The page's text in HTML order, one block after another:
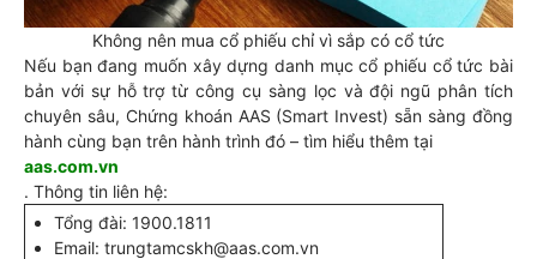
Không nên mua cổ phiếu chỉ vì sắp có cổ tức
Nếu bạn đang muốn xây dựng danh mục cổ phiếu cổ tức bài
bản với sự hỗ trợ từ công cụ sàng lọc và đội ngũ phân tích
chuyên sâu, Chứng khoán AAS (Smart Invest) sẵn sàng đồng
hành cùng bạn trên hành trình đó – tìm hiểu thêm tại
aas.com.vn
. Thông tin liên hệ:
Tổng đài: 1900.1811
Email: trungtamcskh@aas.com.vn